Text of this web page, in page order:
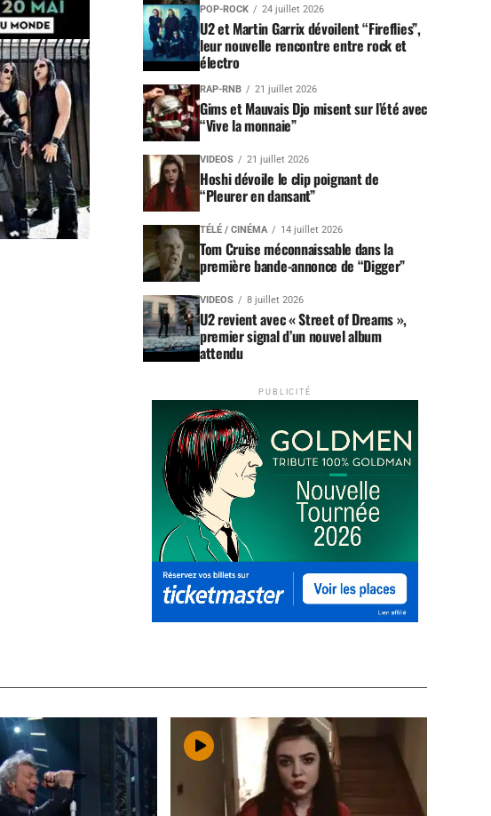
Divan du
POP-ROCK 24 juillet 2026
U2 et Martin Garrix dévoilent “Fireflies”,
leur nouvelle rencontre entre rock et
électro
RAP-RNB 21 juillet 2026
Gims et Mauvais Djo misent sur l’été avec
“Vive la monnaie”
VIDEOS 21 juillet 2026
Hoshi dévoile le clip poignant de
“Pleurer en dansant”
TÉLÉ / CINÉMA 14 juillet 2026
Tom Cruise méconnaissable dans la
première bande-annonce de “Digger”
VIDEOS 8 juillet 2026
U2 revient avec « Street of Dreams »,
premier signal d’un nouvel album
attendu
PUBLICITÉ